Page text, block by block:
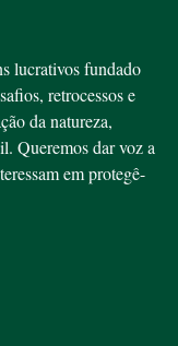
lucrativos fundado
retrocessos e
da natureza,
Queremos dar voz a
em protegê-